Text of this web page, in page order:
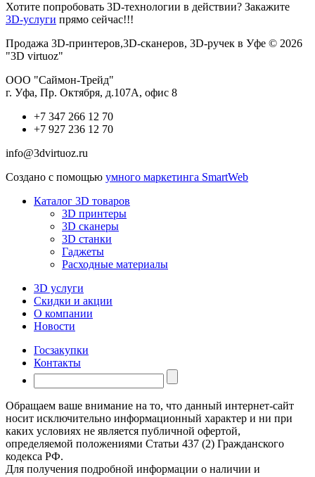
Хотите попробовать 3D-технологии в действии? Закажите
3D-услуги прямо сейчас!!!
Продажа 3D-принтеров,3D-сканеров, 3D-ручек в Уфе © 2026
"3D virtuoz"
ООО "Саймон-Трейд"
г. Уфа, Пр. Октября, д.107А, офис 8
+7 347 266 12 70
+7 927 236 12 70
info@3dvirtuoz.ru
Создано с помощью умного маркетинга SmartWeb
Каталог 3D товаров
3D принтеры
3D сканеры
3D станки
Гаджеты
Расходные материалы
3D услуги
Скидки и акции
О компании
Новости
Госзакупки
Контакты
Обращаем ваше внимание на то, что данный интернет-сайт
носит исключительно информационный характер и ни при
каких условиях не является публичной офертой,
определяемой положениями Статьи 437 (2) Гражданского
кодекса РФ.
Для получения подробной информации о наличии и